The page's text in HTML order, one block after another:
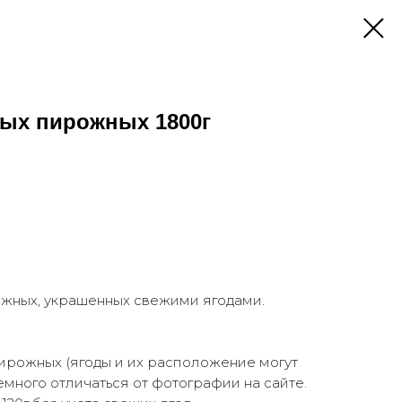
пирожных 1800г
украшенных свежими ягодами.
(ягоды и их расположение могут
отличаться от фотографии на сайте.